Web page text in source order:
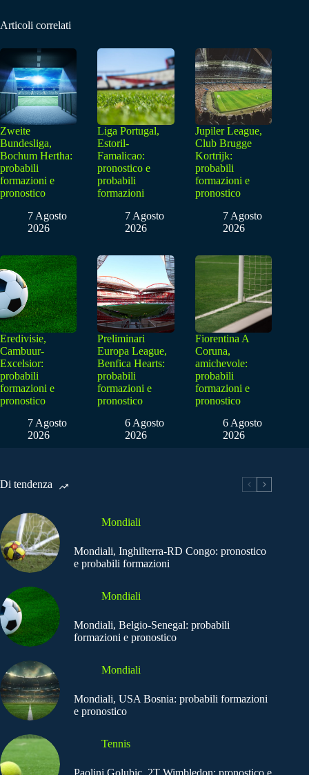
Articoli correlati
Zweite
Bundesliga,
Bochum Hertha:
probabili
formazioni e
pronostico
7 Agosto
2026
Liga Portugal,
Estoril-
Famalicao:
pronostico e
probabili
formazioni
7 Agosto
2026
Jupiler League,
Club Brugge
Kortrijk:
probabili
formazioni e
pronostico
7 Agosto
2026
Eredivisie,
Cambuur-
Excelsior:
probabili
formazioni e
pronostico
7 Agosto
2026
Preliminari
Europa League,
Benfica Hearts:
probabili
formazioni e
pronostico
6 Agosto
2026
Fiorentina A
Coruna,
amichevole:
probabili
formazioni e
pronostico
6 Agosto
2026
Di tendenza
Mondiali
Mondiali, Inghilterra-RD Congo: pronostico
e probabili formazioni
Mondiali
Mondiali, Belgio-Senegal: probabili
formazioni e pronostico
Mondiali
Mondiali, USA Bosnia: probabili formazioni
e pronostico
Tennis
Paolini Golubic, 2T Wimbledon: pronostico e